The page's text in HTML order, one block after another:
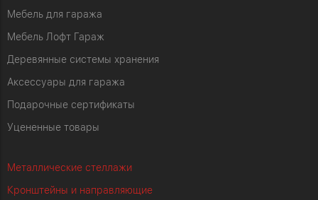
Мебель для гаража
Мебель Лофт Гараж
Деревянные системы хранения
Аксессуары для гаража
Подарочные сертификаты
Уцененные товары
Металлические стеллажи
Кронштейны и направляющие